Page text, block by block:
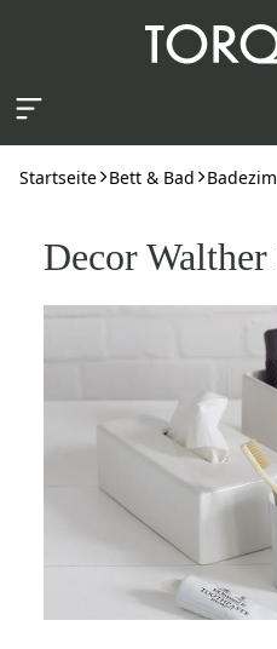
Startseite Bett & Bad
Decor